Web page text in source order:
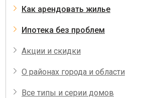
Как арендовать жилье
Ипотека без проблем
Акции и скидки
О районах города и области
Все типы и серии домов